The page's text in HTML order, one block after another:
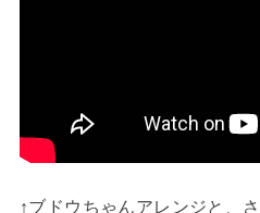
↑ブドウちゃんアレンジと、